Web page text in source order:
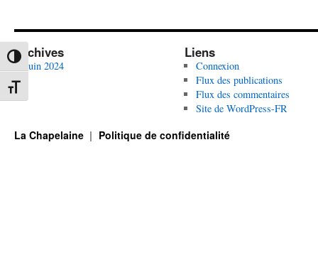
Passer en contraste élevé
Changer la taille de la police
Archives
juin 2024
Liens
Connexion
Flux des publications
Flux des commentaires
Site de WordPress-FR
La Chapelaine Politique de confidentialité